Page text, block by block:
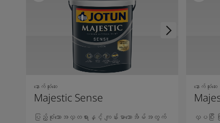
နောက်ဆုံးဆေး
Majestic Sense
ပြည့်စုံသောအလှတရားနှင့် ကျန်းမာသောအိမ်အတွက်
နောက်ဆုံးဆေး
လှပပြီ